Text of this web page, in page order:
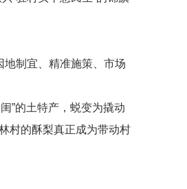
制宜、精准施策、市场
”的土特产，蜕变为撬动
村的酥梨真正成为带动村